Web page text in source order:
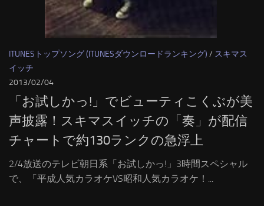
ITUNESトップソング (ITUNESダウンロードランキング) / スキマス
イッチ
2013/02/04
「お試しかっ!」でビューティこくぶが美
声披露！スキマスイッチの「奏」が配信
チャートで約130ランクの急浮上
2/4放送のテレビ朝日系「お試しかっ!」3時間スペシャル
で、「平成人気カラオケVS昭和人気カラオケ！...